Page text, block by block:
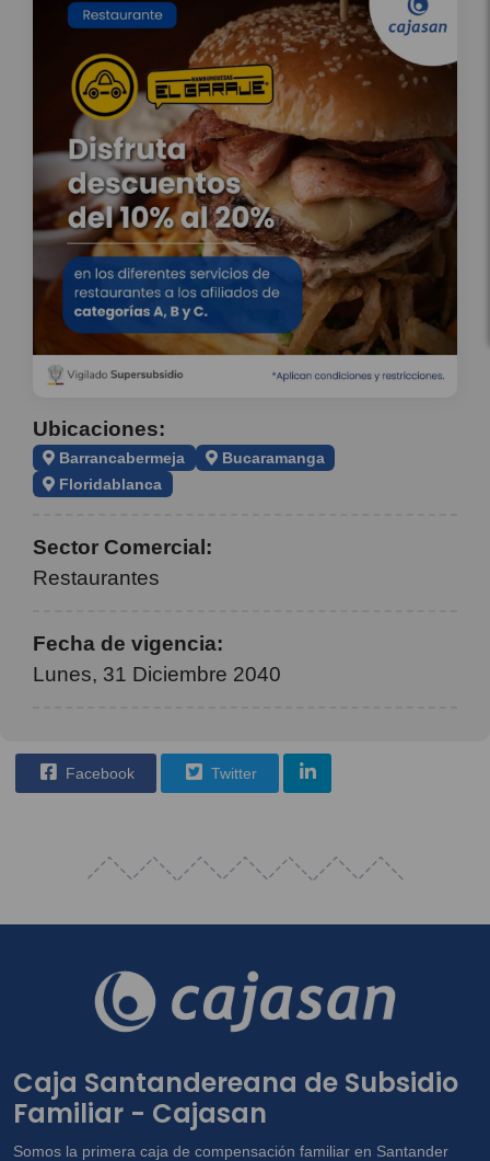
Ubicaciones:
Barrancabermeja
Bucaramanga
Floridablanca
Sector Comercial:
Restaurantes
Fecha de vigencia:
Lunes, 31 Diciembre 2040
Facebook Twitter
Caja Santandereana de Subsidio
Familiar - Cajasan
Somos la primera caja de compensación familiar en Santander